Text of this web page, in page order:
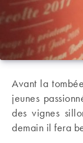
Avant la
jeunes
des vignes
demain il fera